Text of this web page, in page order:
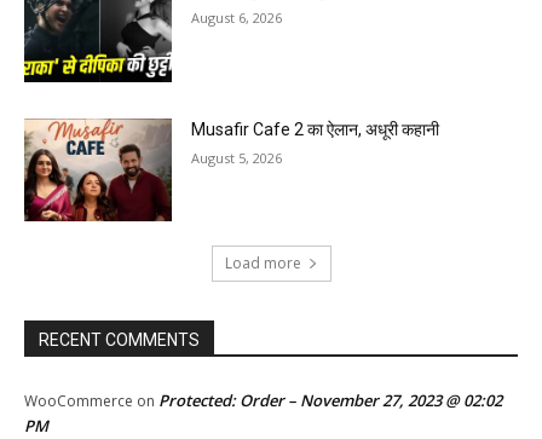
August 6, 2026
Musafir Cafe 2 का ऐलान, अधूरी कहानी
August 5, 2026
Load more
RECENT COMMENTS
WooCommerce on Protected: Order – November 27, 2023 @ 02:02
PM